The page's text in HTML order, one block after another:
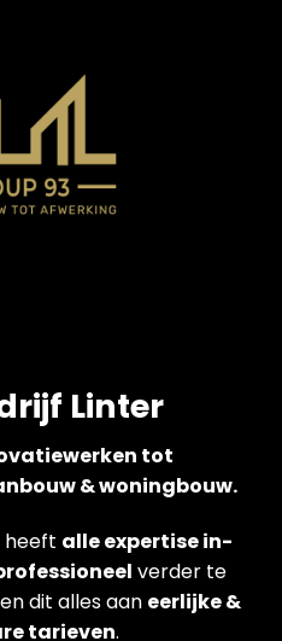
Linter
tot
& woningbouw.
heeft alle expertise in-
verder te
dit alles aan eerlijke &
tarieven.